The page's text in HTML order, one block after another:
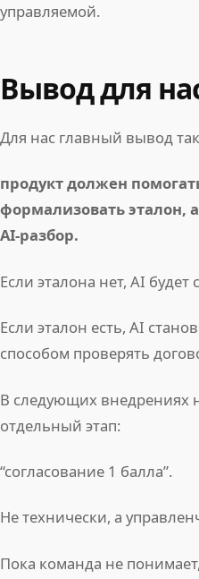
управляемой.
Вывод для
Для нас главный вывод
продукт должен
формализовать эталон,
AI-разбор.
Если эталона нет, AI
Если эталон есть, AI
способом проверять
В следующих внедрениях
отдельный этап:
“согласование 1 балла”.
Не технически, а
Пока команда не